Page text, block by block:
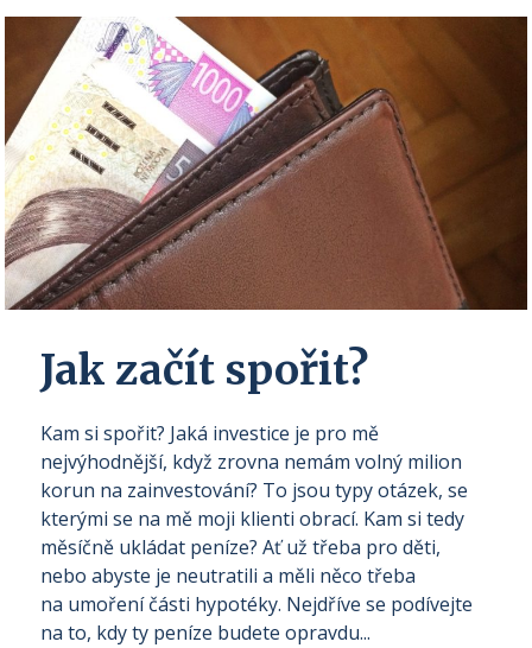
Jak začít spořit?
Kam si spořit? Jaká investice je pro mě
nejvýhodnější, když zrovna nemám volný milion
korun na zainvestování? To jsou typy otázek, se
kterými se na mě moji klienti obrací. Kam si tedy
měsíčně ukládat peníze? Ať už třeba pro děti,
nebo abyste je neutratili a měli něco třeba
na umoření části hypotéky. Nejdříve se podívejte
na to, kdy ty peníze budete opravdu...